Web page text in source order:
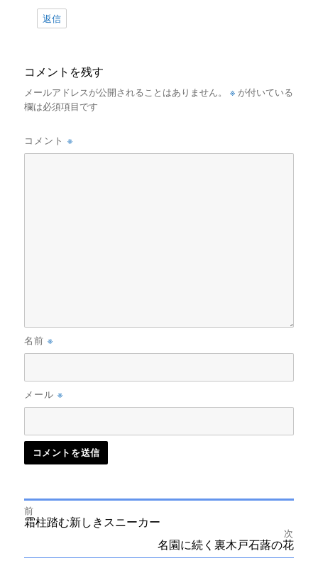
返信
コメントを残す
メールアドレスが公開されることはありません。 ※ が付いている
欄は必須項目です
コメント※
名前※
メール※
投
前
前
の
霜柱踏む新しきスニーカー
次
名園に続く裏木戸石蕗の花